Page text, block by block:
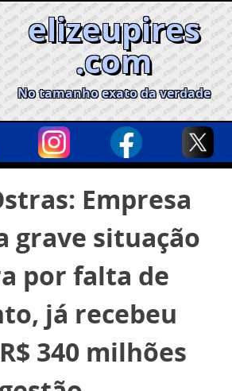
elizeupires
.com
No tamanho exato da verdade
Empresa
grave situação
por falta de
já recebeu
340 milhões